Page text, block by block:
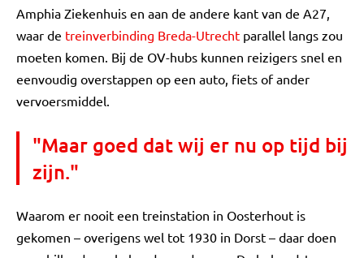
Amphia Ziekenhuis en aan de andere kant van de A27,
waar de treinverbinding Breda-Utrecht parallel langs zou
moeten komen. Bij de OV-hubs kunnen reizigers snel en
eenvoudig overstappen op een auto, fiets of ander
vervoersmiddel.
"Maar goed dat wij er nu op tijd bij
zijn."
Waarom er nooit een treinstation in Oosterhout is
gekomen – overigens wel tot 1930 in Dorst – daar doen